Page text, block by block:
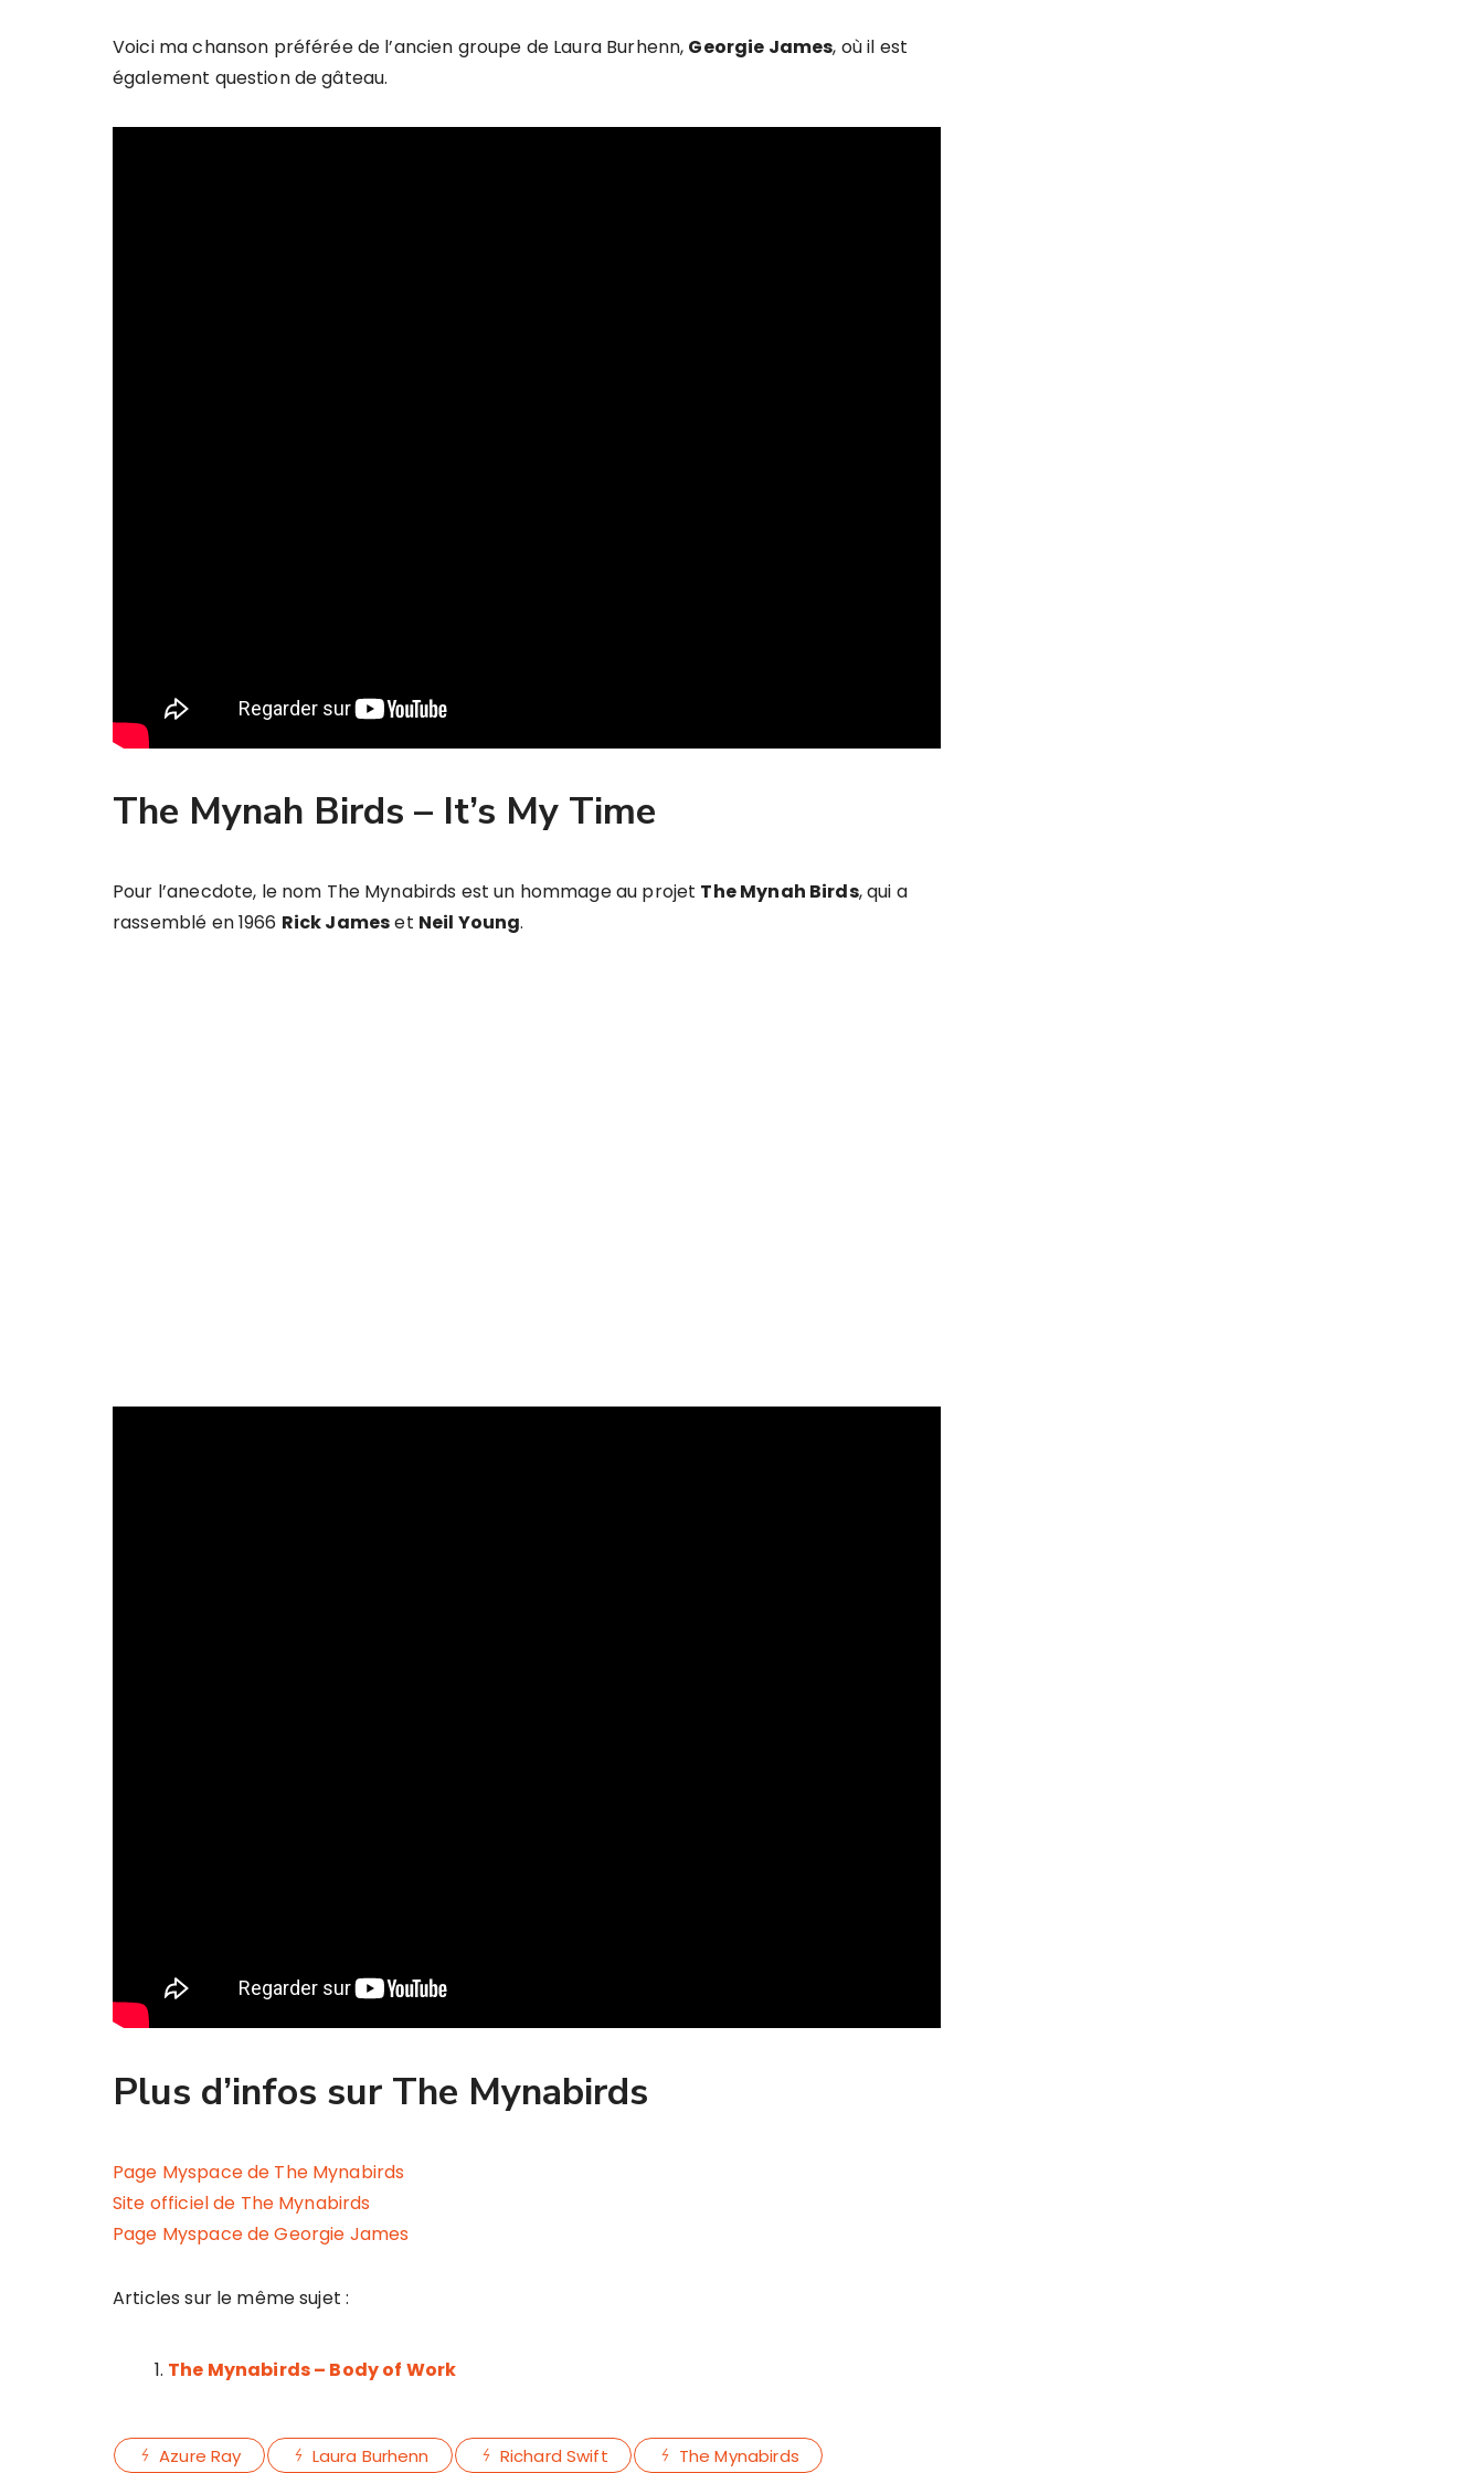
Voici ma chanson préférée de l’ancien groupe de Laura Burhenn, Georgie James, où il est
également question de gâteau.
The Mynah Birds – It’s My Time
Pour l’anecdote, le nom The Mynabirds est un hommage au projet The Mynah Birds, qui a
rassemblé en 1966 Rick Jameset Neil Young.
Plus d’infos sur The Mynabirds
Page Myspace de The Mynabirds
Site officiel de The Mynabirds
Page Myspace de Georgie James
Articles sur le même sujet :
The Mynabirds – Body of Work
Azure Ray Laura Burhenn Richard Swift The Mynabirds